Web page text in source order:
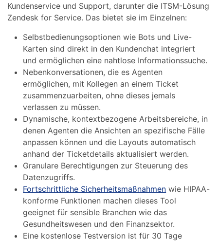
Kundenservice und Support, darunter die ITSM-Lösung
Zendesk for Service. Das bietet sie im Einzelnen:
Selbstbedienungsoptionen wie Bots und Live-
Karten sind direkt in den Kundenchat integriert
und ermöglichen eine nahtlose Informationssuche.
Nebenkonversationen, die es Agenten
ermöglichen, mit Kollegen an einem Ticket
zusammenzuarbeiten, ohne dieses jemals
verlassen zu müssen.
Dynamische, kontextbezogene Arbeitsbereiche, in
denen Agenten die Ansichten an spezifische Fälle
anpassen können und die Layouts automatisch
anhand der Ticketdetails aktualisiert werden.
Granulare Berechtigungen zur Steuerung des
Datenzugriffs.
Fortschrittliche Sicherheitsmaßnahmen wie HIPAA-
konforme Funktionen machen dieses Tool
geeignet für sensible Branchen wie das
Gesundheitswesen und den Finanzsektor.
Eine kostenlose Testversion ist für 30 Tage